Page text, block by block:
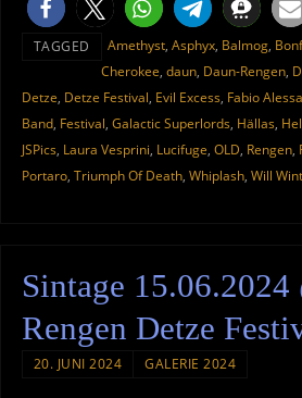
TAGGED Amethyst, Asphyx, Balmog,
Cherokee, daun, Daun-Rengen,
Detze, Detze Festival, Evil Excess, Fabio
Band, Festival, Galactic Superlords, Hällas,
JSPics, Laura Vesprini, Lucifuge, OLD, Rengen,
Portaro, Triumph Of Death, Whiplash, Will
Sintage 15.06.2024
Rengen Detze
20. JUNI 2024 GALERIE 2024